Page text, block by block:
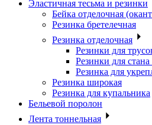
Эластичная тесьма и резинки
Бейка отделочная
Резинка бретелечная
Резинка отделочная
Резинки для
Резинки для стана
Резинка для
Резинка широкая
Резинка для купальника
Бельевой поролон
Лента тоннельная